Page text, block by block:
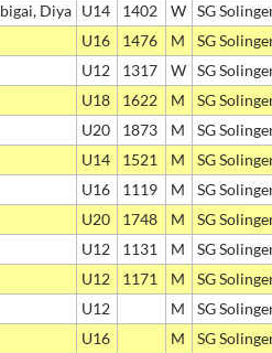
Diya U14 1402 W SG
U16 1476 M
SG
U12 1317 W SG
U18 1622 M
SG
U20 1873 M
SG
U14 1521 M
SG
U16 1119 M
SG
U20 1748 M
SG
U12 1131 M
SG
U12 1171 M
SG
U12 M
SG
U16 M
SG